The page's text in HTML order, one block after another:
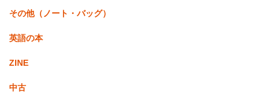
その他（ノート・バッグ）
英語の本
ZINE
中古